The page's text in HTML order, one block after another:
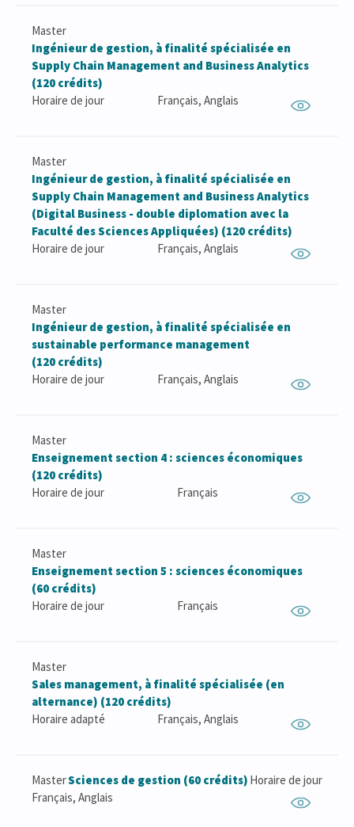
Master
Ingénieur de gestion, à finalité spécialisée en
Supply Chain Management and Business Analytics
(120 crédits)
Horaire de jour
Français, Anglais
Master
Ingénieur de gestion, à finalité spécialisée en
Supply Chain Management and Business Analytics
(Digital Business - double diplomation avec la
Faculté des Sciences Appliquées) (120 crédits)
Horaire de jour
Français, Anglais
Master
Ingénieur de gestion, à finalité spécialisée en
sustainable performance management
(120 crédits)
Horaire de jour
Français, Anglais
Master
Enseignement section 4 : sciences économiques
(120 crédits)
Horaire de jour
Français
Master
Enseignement section 5 : sciences économiques
(60 crédits)
Horaire de jour
Français
Master
Sales management, à finalité spécialisée (en
alternance) (120 crédits)
Horaire adapté
Français, Anglais
MasterSciences de gestion (60 crédits) Horaire de jour
Français, Anglais